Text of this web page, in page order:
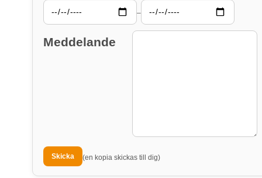
–
Meddelande
(en kopia skickas till dig)